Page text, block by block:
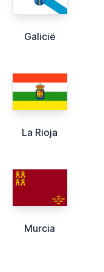
Galicië
La Rioja
Murcia